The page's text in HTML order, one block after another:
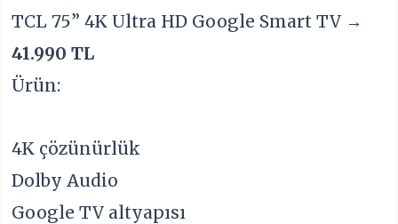
TCL 75” 4K Ultra HD Google Smart TV →
41.990 TL
Ürün:
4K çözünürlük
Dolby Audio
Google TV altyapısı